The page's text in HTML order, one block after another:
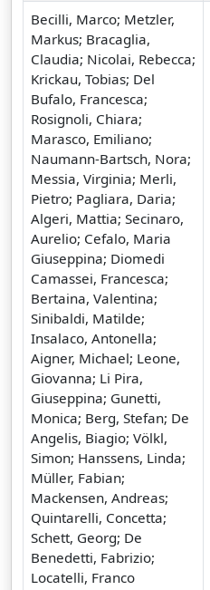
Becilli, Marco; Metzler,
Markus; Bracaglia,
Claudia; Nicolai, Rebecca;
Krickau, Tobias; Del
Bufalo, Francesca;
Rosignoli, Chiara;
Marasco, Emiliano;
Naumann-Bartsch, Nora;
Messia, Virginia; Merli,
Pietro; Pagliara, Daria;
Algeri, Mattia; Secinaro,
Aurelio; Cefalo, Maria
Giuseppina; Diomedi
Camassei, Francesca;
Bertaina, Valentina;
Sinibaldi, Matilde;
Insalaco, Antonella;
Aigner, Michael; Leone,
Giovanna; Li Pira,
Giuseppina; Gunetti,
Monica; Berg, Stefan; De
Angelis, Biagio; Völkl,
Simon; Hanssens, Linda;
Müller, Fabian;
Mackensen, Andreas;
Quintarelli, Concetta;
Schett, Georg; De
Benedetti, Fabrizio;
Locatelli, Franco